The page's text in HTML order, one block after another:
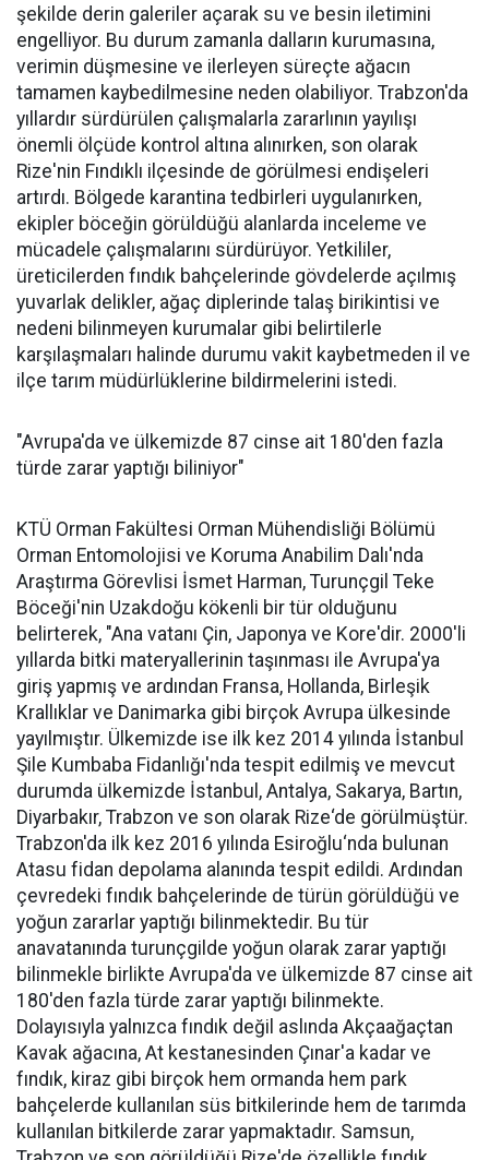
şekilde derin galeriler açarak su ve besin iletimini
engelliyor. Bu durum zamanla dalların kurumasına,
verimin düşmesine ve ilerleyen süreçte ağacın
tamamen kaybedilmesine neden olabiliyor. Trabzon'da
yıllardır sürdürülen çalışmalarla zararlının yayılışı
önemli ölçüde kontrol altına alınırken, son olarak
Rize'nin Fındıklı ilçesinde de görülmesi endişeleri
artırdı. Bölgede karantina tedbirleri uygulanırken,
ekipler böceğin görüldüğü alanlarda inceleme ve
mücadele çalışmalarını sürdürüyor. Yetkililer,
üreticilerden fındık bahçelerinde gövdelerde açılmış
yuvarlak delikler, ağaç diplerinde talaş birikintisi ve
nedeni bilinmeyen kurumalar gibi belirtilerle
karşılaşmaları halinde durumu vakit kaybetmeden il ve
ilçe tarım müdürlüklerine bildirmelerini istedi.
"Avrupa'da ve ülkemizde 87 cinse ait 180'den fazla
türde zarar yaptığı biliniyor"
KTÜ Orman Fakültesi Orman Mühendisliği Bölümü
Orman Entomolojisi ve Koruma Anabilim Dalı'nda
Araştırma Görevlisi İsmet Harman, Turunçgil Teke
Böceği'nin Uzakdoğu kökenli bir tür olduğunu
belirterek, "Ana vatanı Çin, Japonya ve Kore'dir. 2000'li
yıllarda bitki materyallerinin taşınması ile Avrupa'ya
giriş yapmış ve ardından Fransa, Hollanda, Birleşik
Krallıklar ve Danimarka gibi birçok Avrupa ülkesinde
yayılmıştır. Ülkemizde ise ilk kez 2014 yılında İstanbul
Şile Kumbaba Fidanlığı'nda tespit edilmiş ve mevcut
durumda ülkemizde İstanbul, Antalya, Sakarya, Bartın,
Diyarbakır, Trabzon ve son olarak Rize‘de görülmüştür.
Trabzon'da ilk kez 2016 yılında Esiroğlu‘nda bulunan
Atasu fidan depolama alanında tespit edildi. Ardından
çevredeki fındık bahçelerinde de türün görüldüğü ve
yoğun zararlar yaptığı bilinmektedir. Bu tür
anavatanında turunçgilde yoğun olarak zarar yaptığı
bilinmekle birlikte Avrupa'da ve ülkemizde 87 cinse ait
180'den fazla türde zarar yaptığı bilinmekte.
Dolayısıyla yalnızca fındık değil aslında Akçaağaçtan
Kavak ağacına, At kestanesinden Çınar'a kadar ve
fındık, kiraz gibi birçok hem ormanda hem park
bahçelerde kullanılan süs bitkilerinde hem de tarımda
kullanılan bitkilerde zarar yapmaktadır. Samsun,